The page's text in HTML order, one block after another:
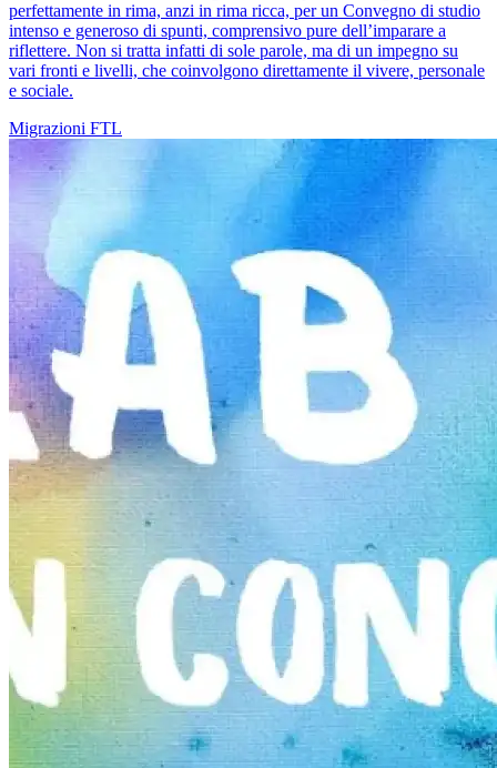
perfettamente in rima, anzi in rima ricca, per un Convegno di studio
intenso e generoso di spunti, comprensivo pure dell’imparare a
riflettere. Non si tratta infatti di sole parole, ma di un impegno su
vari fronti e livelli, che coinvolgono direttamente il vivere, personale
e sociale.
Migrazioni FTL